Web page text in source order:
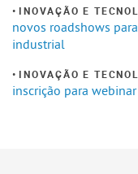
INOVAÇÃO E
novos roadshows
industrial
INOVAÇÃO E
inscrição para